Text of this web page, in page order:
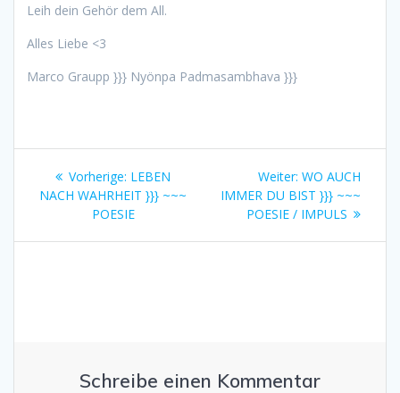
Leih dein Gehör dem All.
Alles Liebe <3
Marco Graupp }}} Nyönpa Padmasambhava }}}
Beitragsnavigation
Vorherige: Vorheriger
Beitrag:
LEBEN
NACH WAHRHEIT }}} ~~~
POESIE
Weiter: Nächster
Beitrag:
WO AUCH
IMMER DU BIST }}} ~~~
POESIE / IMPULS
Schreibe einen Kommentar